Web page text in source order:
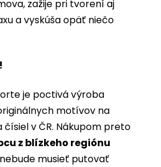
zažije pri tvorení aj
a vyskúša opäť niečo
je poctivá výroba
motívov na
v ČR. Nákupom preto
z blízkeho regiónu
musieť putovať